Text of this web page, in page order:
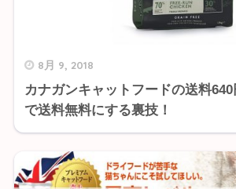
8月 9, 2018
カナガンキャットフードの送料
で送料無料にする裏技！